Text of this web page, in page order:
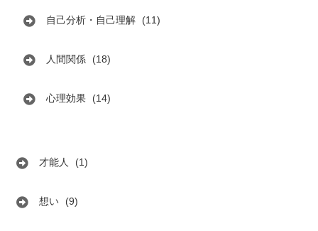
自己分析・自己理解 (11)
人間関係 (18)
心理効果 (14)
才能人 (1)
想い (9)